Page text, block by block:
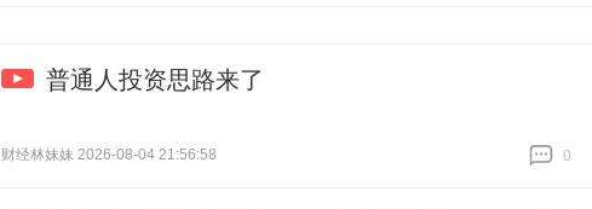
普通人投资思路来了
财经林妹妹 2026-08-04 21:56:58
0